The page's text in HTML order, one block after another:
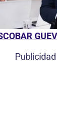
Publicidad